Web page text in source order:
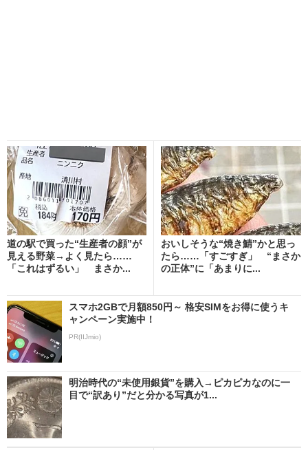
道の駅で買った“生産者の顔”が
見える野菜→よく見たら……
「これはずるい」 まさか...
おいしそうな“焼き鯖”かと思っ
たら……「すごすぎ」 “まさか
の正体”に「あまりに...
スマホ2GBで月額850円～ 格安SIMをお得に使うキ
ャンペーン実施中！
PR(IIJmio)
明治時代の“未使用銀貨”を購入→ピカピカなのに一
目で“訳あり”だと分かる写真が1...